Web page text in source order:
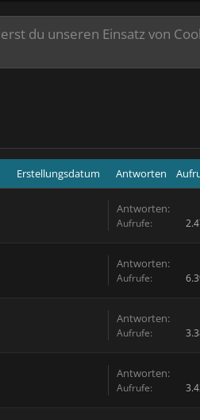
du unseren Einsatz von
Erstellungsdatum Antworten
Antworten:
Aufrufe:
Antworten:
Aufrufe:
Antworten:
Aufrufe:
Antworten:
Aufrufe: